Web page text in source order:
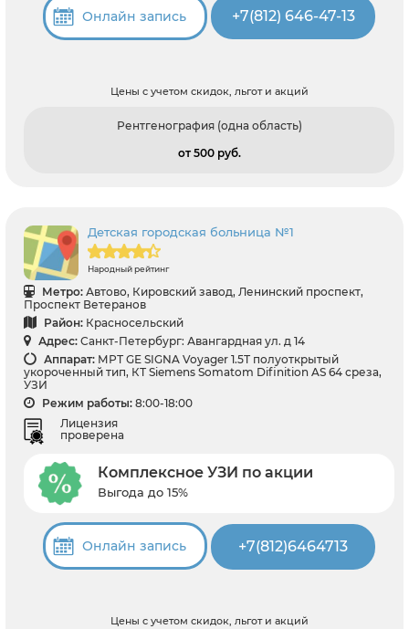
Онлайн запись +7(812) 646-47-13
Цены с учетом скидок, льгот и акций
Рентгенография (одна область)
от 500 pуб.
Детская городская больница №1
Народный рейтинг
Метро: Автово, Кировский завод, Ленинский проспект,
Проспект Ветеранов
Район: Красносельский
Адрес: Санкт-Петербург: Авангардная ул. д 14
Аппарат: МРТ GЕ SIGNA Voyager 1.5Т полуоткрытый
укороченный тип, КТ Siemens Somatom Difinition AS 64 среза,
УЗИ
Режим работы: 8:00-18:00
Лицензия
проверена
Комплексное УЗИ по акции
Выгода до 15%
Онлайн запись +7(812)6464713
Цены с учетом скидок, льгот и акций